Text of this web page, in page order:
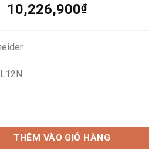
Giá
26,842,200₫.
10,226,900₫Giá
12 bước Schneider VPL12N
THÊM VÀO GIỎ HÀNG